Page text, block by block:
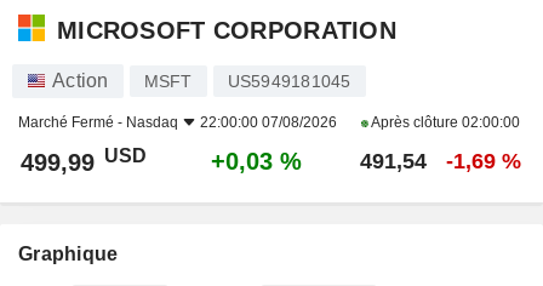
MICROSOFT CORPORATION
Action MSFT US5949181045
Marché Fermé - Nasdaq 22:00:00 07/08/2026 Après clôture 02:00:00
499,99 USD +0,03 % 491,54 -1,69 %
Graphique